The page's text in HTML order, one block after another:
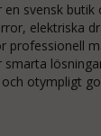
svensk butik
, elektriska
professionell
smarta
otympligt